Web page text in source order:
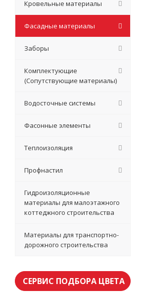
Кровельные материалы
Фасадные материалы
Заборы
Комплектующие
(Сопутствующие материалы)
Водосточные системы
Фасонные элементы
Теплоизоляция
Профнастил
Гидроизоляционные
материалы для малоэтажного
коттеджного строительства
Материалы для транспортно-
дорожного строительства
СЕРВИС ПОДБОРА ЦВЕТА